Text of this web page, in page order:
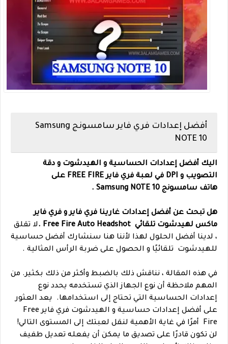
أفضل إعدادات فري فاير سامسونج Samsung
NOTE 10
اليك أفضل إعدادات الحساسية و الهيدشوت و دقة
التصويب و DPI في لعبة فري فاير FREE FIRE على
هاتف سامسونج Samsung NOTE 10 .
هل تبحث عن أفضل إعدادات غارينا فري فاير و فري فاير
ماكس لهيدشوت تلقائي Free Fire Auto Headshot .
لا تقلق
، لدينا أفضل الحلول لهذا لأننا هنا سنشارك أفضل حساسية
للهيدشوت تلقائيًا و الحصول على ضربة الرأس المثالية .
في هذه المقالة ، نناقش ذلك بالضبط وأكثر من ذلك بكثير. من
المهم ملاحظة أن نوع الجهاز الذي تستخدمه يحدد نوع
إعدادات الحساسية التي تحتاج إلى استخدامها.
يعد العثور
على أفضل إعدادات حساسية و الهيدشوت فري فاير Free
Fire أمرًا في غاية الأهمية لنقل لعبتك إلى المستوى التالي!
لن تكون قادرًا على تصديق ما يمكن أن يفعله تعديل طفيف